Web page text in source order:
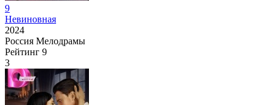
9
Невиновная
2024
Россия Мелодрамы
Рейтинг 9
3